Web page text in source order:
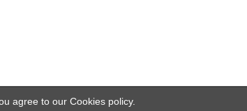
agree to our Cookies policy.